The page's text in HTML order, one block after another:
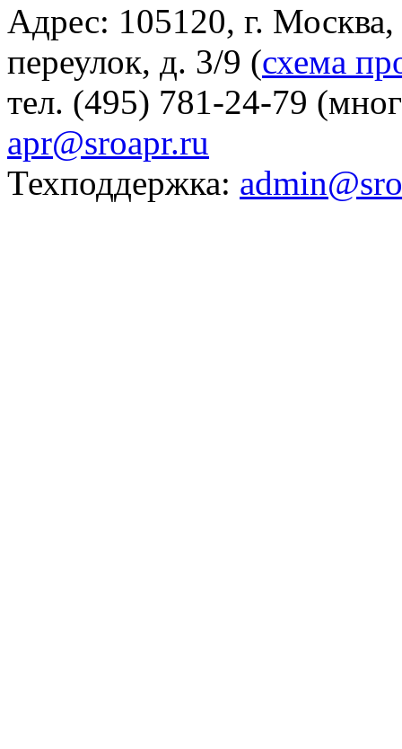
Адрес: 105120, г.
переулок, д. 3/9 (схема
тел. (495) 781-24-79
apr@sroapr.ru
Техподдержка: